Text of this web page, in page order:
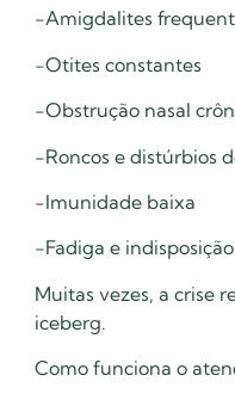
-Amigdalites
-Otites constantes
-Obstrução nasal
-Roncos e distúrbios
-Imunidade baixa
-Fadiga e indisposição
Muitas vezes, a crise
iceberg.
Como funciona o